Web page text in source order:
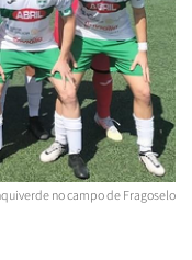
no campo de Fragoselo